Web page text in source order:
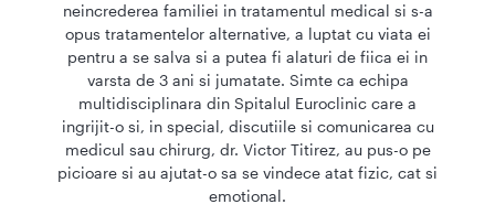
neincrederea familiei in tratamentul medical si s-a
opus tratamentelor alternative, a luptat cu viata ei
pentru a se salva si a putea fi alaturi de fiica ei in
varsta de 3 ani si jumatate. Simte ca echipa
multidisciplinara din Spitalul Euroclinic care a
ingrijit-o si, in special, discutiile si comunicarea cu
medicul sau chirurg, dr. Victor Titirez, au pus-o pe
picioare si au ajutat-o sa se vindece atat fizic, cat si
emotional.